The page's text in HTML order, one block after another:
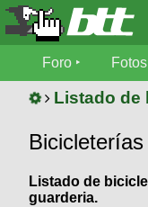
Foro
Foro
MecÃ¡nica
Fotos
tu foto
Avisos
Foro Fotos
Listado de
Listado de
guarderia.